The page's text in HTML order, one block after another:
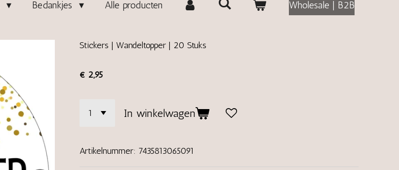
Bedankjes Alle producten Wholesale | B2B
Stickers | Wandeltopper | 20 Stuks
€ 2,95
In winkelwagen
Artikelnummer: 7435813065091